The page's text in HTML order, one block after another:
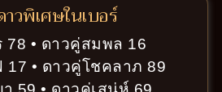
วพิเศษในเบอร์
78 • ดาวคู่สมพล 16
17 • ดาวคู่โชคลาภ 89